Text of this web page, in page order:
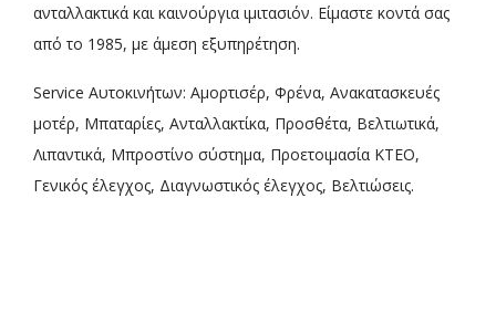
ανταλλακτικά και καινούργια ιμιτασιόν. Είμαστε κοντά σας
από το 1985, με άμεση εξυπηρέτηση.
Service Αυτοκινήτων: Αμορτισέρ, Φρένα, Ανακατασκευές
μοτέρ, Μπαταρίες, Ανταλλακτίκα, Προσθέτα, Βελτιωτικά,
Λιπαντικά, Μπροστίνο σύστημα, Προετοιμασία ΚΤΕΟ,
Γενικός έλεγχος, Διαγνωστικός έλεγχος, Βελτιώσεις.